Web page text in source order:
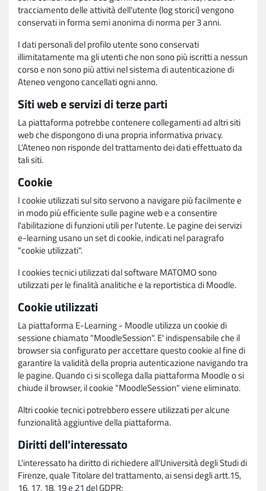
tracciamento delle attività dell'utente (log storici) vengono
conservati in forma semi anonima di norma per 3 anni.
I dati personali del profilo utente sono conservati
illimitatamente ma gli utenti che non sono più iscritti a nessun
corso e non sono più attivi nel sistema di autenticazione di
Ateneo vengono cancellati ogni anno.
Siti web e servizi di terze parti
La piattaforma potrebbe contenere collegamenti ad altri siti
web che dispongono di una propria informativa privacy.
L'Ateneo non risponde del trattamento dei dati effettuato da
tali siti.
Cookie
I cookie utilizzati sul sito servono a navigare più facilmente e
in modo più efficiente sulle pagine web e a consentire
l'abilitazione di funzioni utili per l'utente. Le pagine dei servizi
e-learning usano un set di cookie, indicati nel paragrafo
"cookie utilizzati".
I cookies tecnici utilizzati dal software MATOMO sono
utilizzati per le finalità analitiche e la reportistica di Moodle.
Cookie utilizzati
La piattaforma E-Learning - Moodle utilizza un cookie di
sessione chiamato "MoodleSession". E' indispensabile che il
browser sia configurato per accettare questo cookie al fine di
garantire la validità della propria autenticazione navigando tra
le pagine. Quando ci si scollega dalla piattaforma Moodle o si
chiude il browser, il cookie "MoodleSession" viene eliminato.
Altri cookie tecnici potrebbero essere utilizzati per alcune
funzionalità aggiuntive della piattaforma.
Diritti dell'interessato
L'interessato ha diritto di richiedere all'Università degli Studi di
Firenze, quale Titolare del trattamento, ai sensi degli artt.15,
16, 17, 18, 19 e 21 del GDPR: